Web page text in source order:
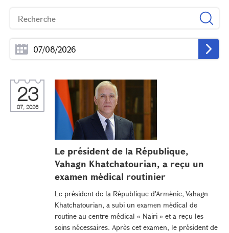
23
07, 2026
Le président de la République,
Vahagn Khatchatourian, a reçu un
examen médical routinier
Le président de la République d'Arménie, Vahagn
Khatchatourian, a subi un examen médical de
routine au centre médical « Nairi » et a reçu les
soins nécessaires. Après cet examen, le président de